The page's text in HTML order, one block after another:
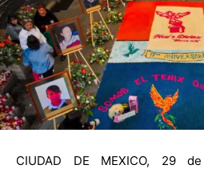
CIUDAD DE MEXICO, 29